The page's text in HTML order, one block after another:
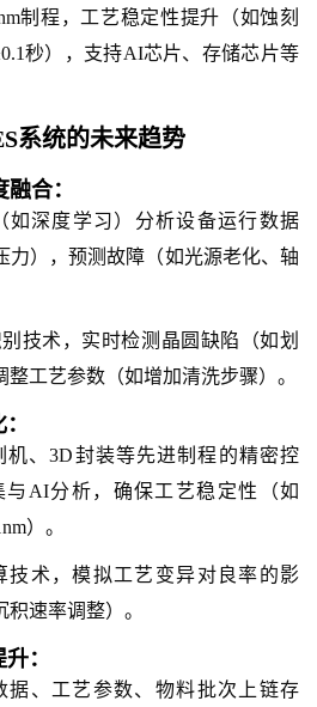
制程，工艺稳定性提升（如蚀刻
秒），支持AI芯片、存储芯片等
系统的未来趋势
合：
如深度学习）分析设备运行数据
力），预测故障（如光源老化、轴
技术，实时检测晶圆缺陷（如划
工艺参数（如增加清洗步骤）。
机、3D封装等先进制程的精密控
AI分析，确保工艺稳定性（如
）。
技术，模拟工艺变异对良率的影
速率调整）。
：
据、工艺参数、物料批次上链存